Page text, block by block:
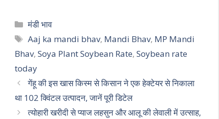
at
s
A
p
p
e
gr
a
b
o
k
er l e
Categories
मंडी भाव
Tags
Aaj ka mandi bhav, Mandi Bhav, MP Mandi
Bhav, Soya Plant Soybean Rate, Soybean rate
today
गेंहू की इस खास किस्म से किसान ने एक हेक्टेयर से निकाला
था 102 क्विंटल उत्पादन, जानें पूरी डिटेल
त्योहारी खरीदी से प्याज लहसुन और आलू की लेवाली में उत्साह,